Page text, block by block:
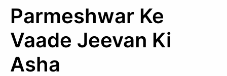
Parmeshwar Ke
Vaade Jeevan Ki
Asha